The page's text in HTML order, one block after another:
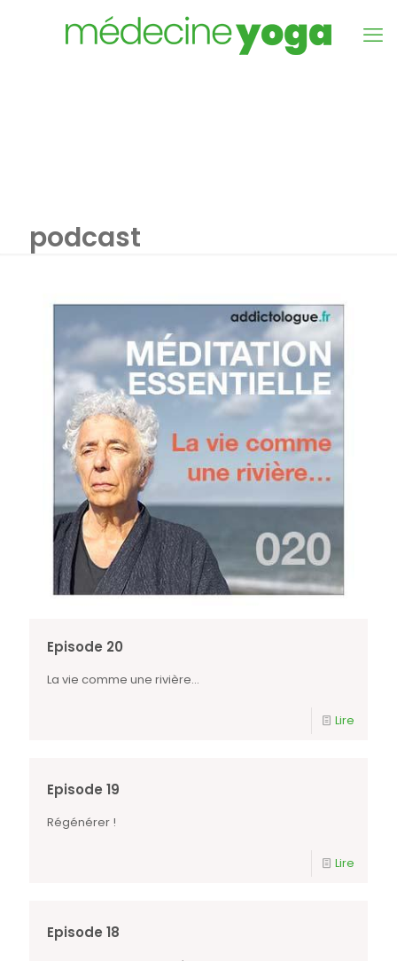
podcast
Episode 20
La vie comme une rivière…
Lire
Episode 19
Régénérer !
Lire
Episode 18